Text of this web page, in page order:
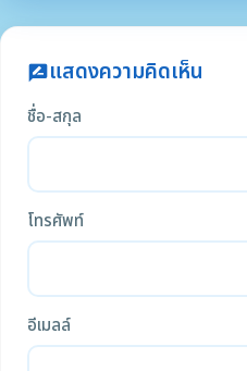
rate_reviewแสดงความคิดเห็น
ชื่อ-สกุล
โทรศัพท์
อีเมลล์